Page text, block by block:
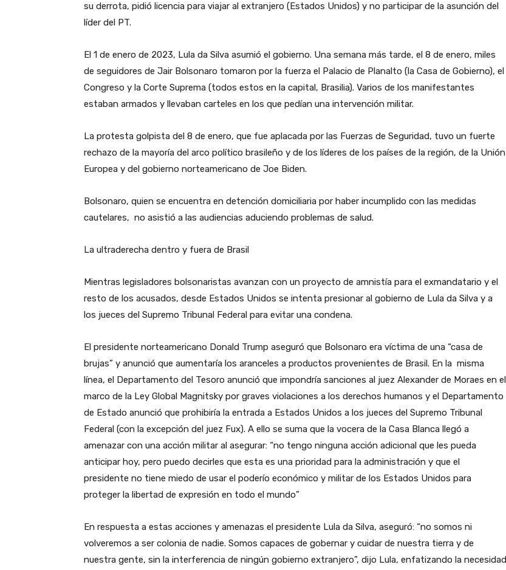
su derrota, pidió licencia para viajar al extranjero (Estados Unidos) y no participar de la asunción del
líder del PT.
El 1 de enero de 2023, Lula da Silva asumió el gobierno. Una semana más tarde, el 8 de enero, miles
de seguidores de Jair Bolsonaro tomaron por la fuerza el Palacio de Planalto (la Casa de Gobierno), el
Congreso y la Corte Suprema (todos estos en la capital, Brasilia). Varios de los manifestantes
estaban armados y llevaban carteles en los que pedían una intervención militar.
La protesta golpista del 8 de enero, que fue aplacada por las Fuerzas de Seguridad, tuvo un fuerte
rechazo de la mayoría del arco político brasileño y de los líderes de los países de la región, de la Unión
Europea y del gobierno norteamericano de Joe Biden.
Bolsonaro, quien se encuentra en detención domiciliaria por haber incumplido con las medidas
cautelares, no asistió a las audiencias aduciendo problemas de salud.
La ultraderecha dentro y fuera de Brasil
Mientras legisladores bolsonaristas avanzan con un proyecto de amnistía para el exmandatario y el
resto de los acusados, desde Estados Unidos se intenta presionar al gobierno de Lula da Silva y a
los jueces del Supremo Tribunal Federal para evitar una condena.
El presidente norteamericano Donald Trump aseguró que Bolsonaro era víctima de una “casa de
brujas” y anunció que aumentaría los aranceles a productos provenientes de Brasil. En la misma
línea, el Departamento del Tesoro anunció que impondría sanciones al juez Alexander de Moraes en el
marco de la Ley Global Magnitsky por graves violaciones a los derechos humanos y el Departamento
de Estado anunció que prohibiría la entrada a Estados Unidos a los jueces del Supremo Tribunal
Federal (con la excepción del juez Fux). A ello se suma que la vocera de la Casa Blanca llegó a
amenazar con una acción militar al asegurar: “no tengo ninguna acción adicional que les pueda
anticipar hoy, pero puedo decirles que esta es una prioridad para la administración y que el
presidente no tiene miedo de usar el poderío económico y militar de los Estados Unidos para
proteger la libertad de expresión en todo el mundo”
En respuesta a estas acciones y amenazas el presidente Lula da Silva, aseguró: “no somos ni
volveremos a ser colonia de nadie. Somos capaces de gobernar y cuidar de nuestra tierra y de
nuestra gente, sin la interferencia de ningún gobierno extranjero”, dijo Lula, enfatizando la necesidad